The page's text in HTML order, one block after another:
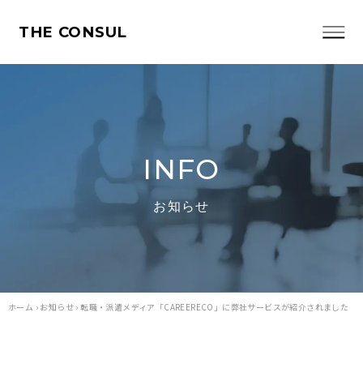
THE CONSUL
INFO
お知らせ
ホーム › お知らせ › 転職・派遣メディア「CAREERECO」に弊社サービスが紹介されました